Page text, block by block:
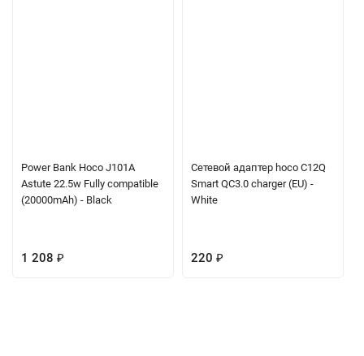
Power Bank Hoco J101A
Astute 22.5w Fully compatible
(20000mAh) - Black
1 208 ₽
Сетевой адаптер hoco C12Q
Smart QC3.0 charger (EU) -
White
220 ₽